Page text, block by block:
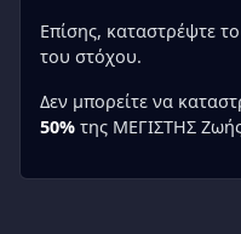
Επίσης, καταστρέψτε το
του στόχου.
Δεν μπορείτε να
50% της ΜΕΓΙΣΤΗΣ